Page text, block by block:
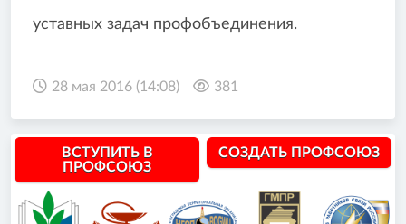
уставных задач профобъединения.
28 мая 2016 (14:08) 381
ВСТУПИТЬ В
ПРОФСОЮЗ
СОЗДАТЬ ПРОФСОЮЗ